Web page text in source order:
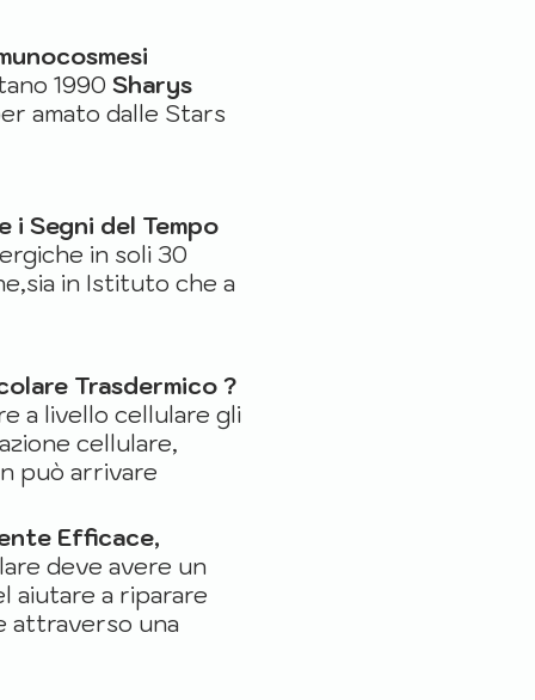
1990 Sharys
amato dalle Stars
i Segni del Tempo
in soli 30
in Istituto che a
Trasdermico ?
a livello cellulare gli
cellulare,
può arrivare
Efficace,
deve avere un
aiutare a riparare
attraverso una